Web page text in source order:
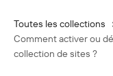
Toutes les collections
Comment activer ou
collection de sites ?